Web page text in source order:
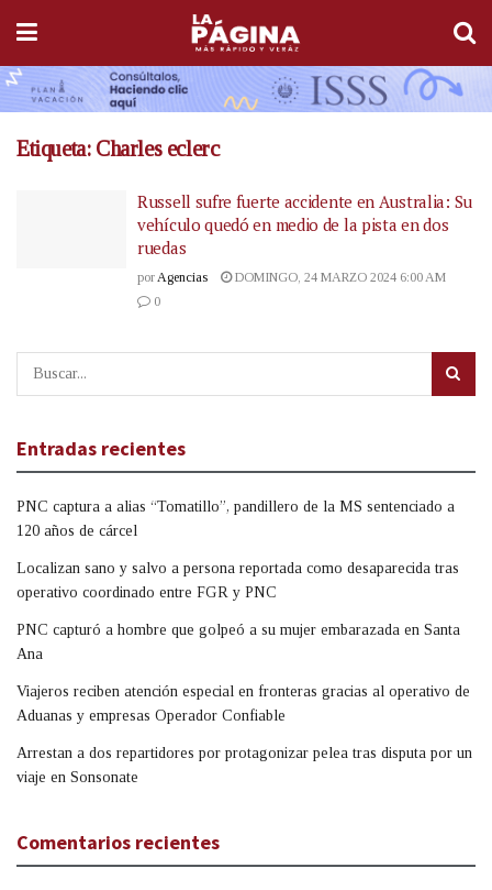
Etiqueta: Charles eclerc
Russell sufre fuerte accidente en Australia: Su
vehículo quedó en medio de la pista en dos
ruedas
por Agencias
DOMINGO, 24 MARZO 2024 6:00 AM
0
Entradas recientes
PNC captura a alias “Tomatillo”, pandillero de la MS sentenciado a
120 años de cárcel
Localizan sano y salvo a persona reportada como desaparecida tras
operativo coordinado entre FGR y PNC
PNC capturó a hombre que golpeó a su mujer embarazada en Santa
Ana
Viajeros reciben atención especial en fronteras gracias al operativo de
Aduanas y empresas Operador Confiable
Arrestan a dos repartidores por protagonizar pelea tras disputa por un
viaje en Sonsonate
Comentarios recientes